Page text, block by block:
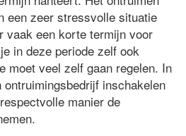
een zeer stressvolle situatie
vaak een korte termijn voor
in deze periode zelf ook
moet veel zelf gaan regelen. In
ontruimingsbedrijf inschakelen
manier de